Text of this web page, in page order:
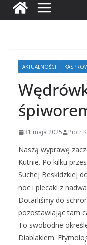
AKTUALNOŚCI
31 maja 2025 Piotr
Naszą wyprawę
Kutnie. Po kilku
Suchej Beskidzkiej
noc i plecaki z
Dotarliśmy do
pozostawiając tam
To swobodne
Diablakiem.